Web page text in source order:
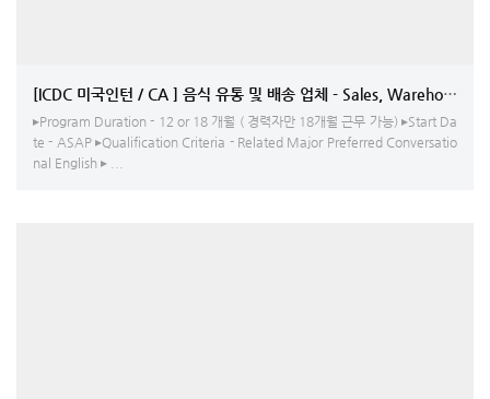
[ICDC 미국인턴 / CA ] 음식 유통 및 배송 업체 -
▸Program Duration - 12 or 18 개월 ( 경력자만 18개월 근무 가능) ▸Start Da
te - ASAP ▸Qualification Criteria - Related Major Preferred Conversatio
nal English ▸ ...